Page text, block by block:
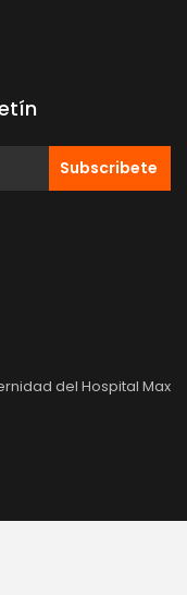
Subscribete
del Hospital Max